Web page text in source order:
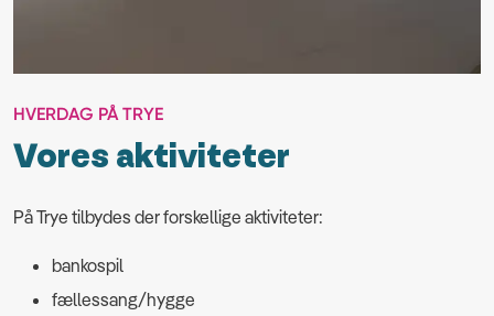
HVERDAG PÅ TRYE
Vores aktiviteter
På Trye tilbydes der forskellige aktiviteter:
bankospil
fællessang/hygge